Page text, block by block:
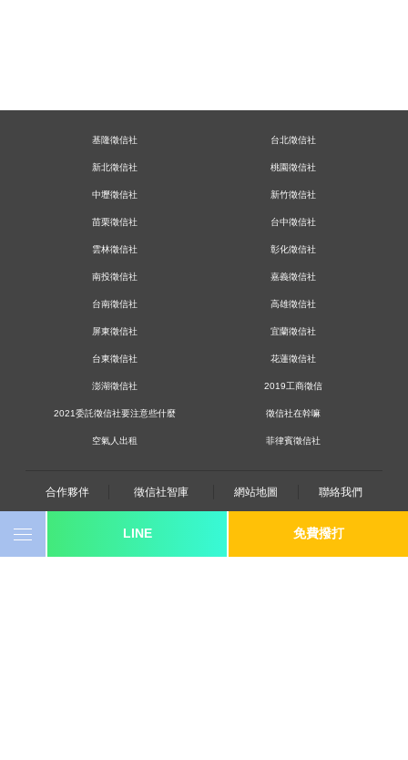
LINE 免費撥打
基隆徵信社 台北徵信社
新北徵信社 桃園徵信社
中壢徵信社 新竹徵信社
苗栗徵信社 台中徵信社
雲林徵信社 彰化徵信社
南投徵信社 嘉義徵信社
台南徵信社 高雄徵信社
屏東徵信社 宜蘭徵信社
台東徵信社 花蓮徵信社
澎湖徵信社 2019工商徵信
2021委託徵信社要注意些什麼 徵信社在幹嘛
空氣人出租 菲律賓徵信社
合作夥伴 徵信社智庫 網站地圖 聯絡我們
0800-250-555 revote990109@gmail.com
youtube twitter facebook line